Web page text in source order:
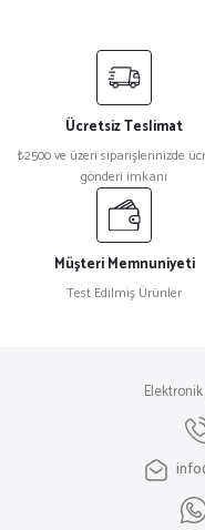
yetersiz gördüğünüz
Görüş ve önerileriniz için
Ürün resmi kalitesiz,
Ürün açıklamasında
Ürün bilgilerinde hatalar
Ürün fiyatı diğer
Bu ürüne benzer farklı
Ücretsiz Teslimat
₺2500 ve üzeri siparişlerinizde
gönderi imkanı
Müşteri Memnuniyeti
Test Edilmiş Ürünler